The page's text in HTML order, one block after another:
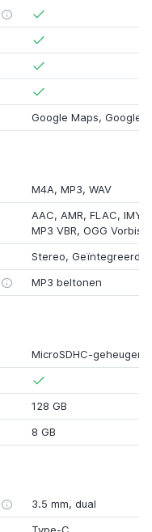
Google Maps, Google
M4A, MP3, WAV
AAC, AMR, FLAC, IMY,
MP3 VBR, OGG Vorbis,
Stereo, Geïntegreerde
MP3 beltonen
MicroSDHC-
128 GB
8 GB
3.5 mm, dual